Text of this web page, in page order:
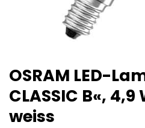
OSRAM LED-
CLASSIC B«, 4,9
weiss